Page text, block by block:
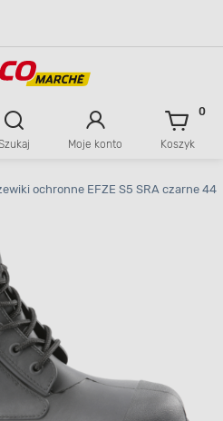
Moje konto Koszyk
0
ochronne EFZE S5 SRA czarne 44